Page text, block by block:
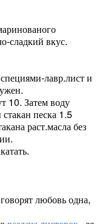
сладкий вкус.
лавр.лист и
10. Затем воду
песка 1.5
раст.масла без
любовь одна,